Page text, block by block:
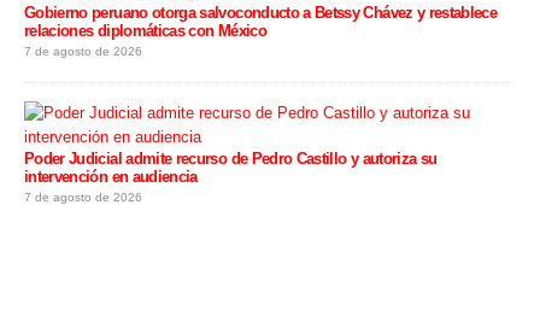
Gobierno peruano otorga salvoconducto a Betssy Chávez y restablece
relaciones diplomáticas con México
7 de agosto de 2026
Poder Judicial admite recurso de Pedro Castillo y autoriza su
intervención en audiencia
7 de agosto de 2026